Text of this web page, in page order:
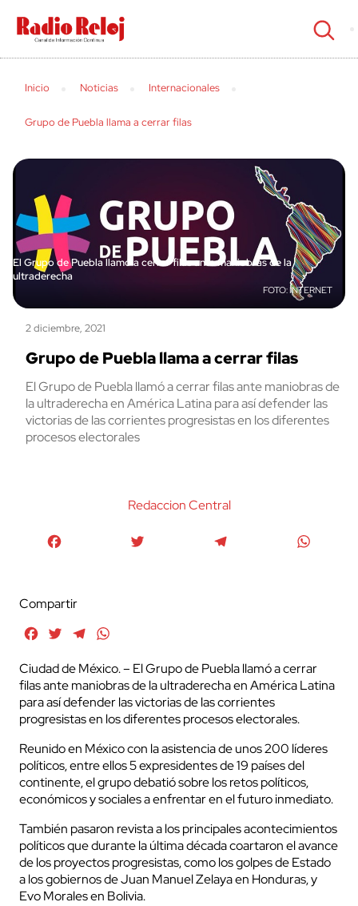
cerrar
Inicio Noticias Internacionales
Grupo de Puebla llama a cerrar filas
El Grupo de Puebla llamó a cerrar filas ante maniobras de la
ultraderecha
INTERNET
2 diciembre, 2021
Grupo de Puebla llama a cerrar filas
El Grupo de Puebla llamó a cerrar filas ante maniobras de
la ultraderecha en América Latina para así defender las
victorias de las corrientes progresistas en los diferentes
procesos electorales
Redaccion Central
Compartir
FacebookTwitterTelegram
Ciudad de México. – El Grupo de Puebla llamó a cerrar
filas ante maniobras de la ultraderecha en América Latina
para así defender las victorias de las corrientes
progresistas en los diferentes procesos electorales.
Reunido en México con la asistencia de unos 200 líderes
políticos, entre ellos 5 expresidentes de 19 países del
continente, el grupo debatió sobre los retos políticos,
económicos y sociales a enfrentar en el futuro inmediato.
También pasaron revista a los principales acontecimientos
políticos que durante la última década coartaron el avance
de los proyectos progresistas, como los golpes de Estado
a los gobiernos de Juan Manuel Zelaya en Honduras, y
Evo Morales en Bolivia.